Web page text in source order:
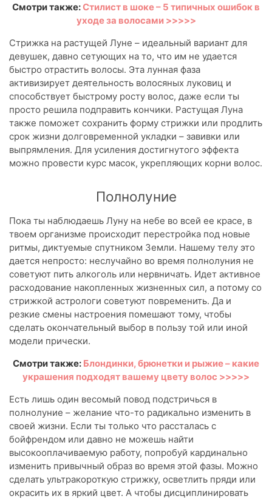
Смотри также:Стилист в шоке – 5 типичных ошибок в
уходе за волосами >>>>>
Стрижка на растущей Луне – идеальный вариант для
девушек, давно сетующих на то, что им не удается
быстро отрастить волосы. Эта лунная фаза
активизирует деятельность волосяных луковиц и
способствует быстрому росту волос, даже если ты
просто решила подправить кончики. Растущая Луна
также поможет сохранить форму стрижки или продлить
срок жизни долговременной укладки – завивки или
выпрямления. Для усиления достигнутого эффекта
можно провести курс масок, укрепляющих корни волос.
Полнолуние
Пока ты наблюдаешь Луну на небе во всей ее красе, в
твоем организме происходит перестройка под новые
ритмы, диктуемые спутником Земли. Нашему телу это
дается непросто: неслучайно во время полнолуния не
советуют пить алкоголь или нервничать. Идет активное
расходование накопленных жизненных сил, а потому со
стрижкой астрологи советуют повременить. Да и
резкие смены настроения помешают тому, чтобы
сделать окончательный выбор в пользу той или иной
модели прически.
Смотри также: Блондинки, брюнетки и рыжие – какие
украшения подходят вашему цвету волос >>>>>
Есть лишь один весомый повод подстричься в
полнолуние – желание что-то радикально изменить в
своей жизни. Если ты только что рассталась с
бойфрендом или давно не можешь найти
высокооплачиваемую работу, попробуй кардинально
изменить привычный образ во время этой фазы. Можно
сделать ультракороткую стрижку, осветлить пряди или
окрасить их в яркий цвет. А чтобы дисциплинировать